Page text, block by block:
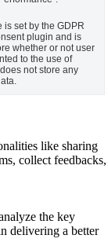
is set by the GDPR
plugin and is
whether or not user
to the use of
not store any
like sharing
collect feedbacks,
the key
delivering a better